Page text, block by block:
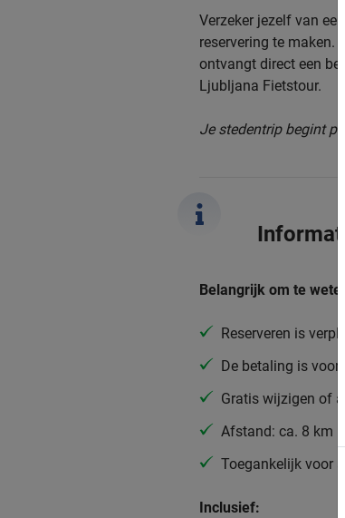
Verzeker jezelf van
reservering te maken.
ontvangt direct een
Ljubljana Fietstour.
Je stedentrip begint
Belangrijk om te weten:
Reserveren is
De betaling is
Gratis wijzigen of
Afstand: ca. 8 km
Toegankelijk voor
Inclusief: